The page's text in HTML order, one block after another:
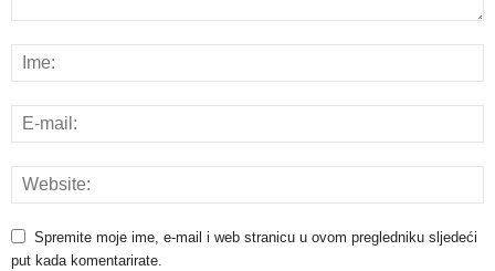
Spremite moje ime, e-mail i web stranicu u ovom pregledniku sljedeći
put kada komentarirate.